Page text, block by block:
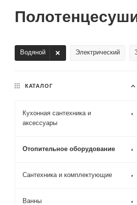
Водяной Электрический
КАТАЛОГ
Кухонная сантехника и
аксессуары
Отопительное оборудование
Сантехника и комплектующие
Ванны